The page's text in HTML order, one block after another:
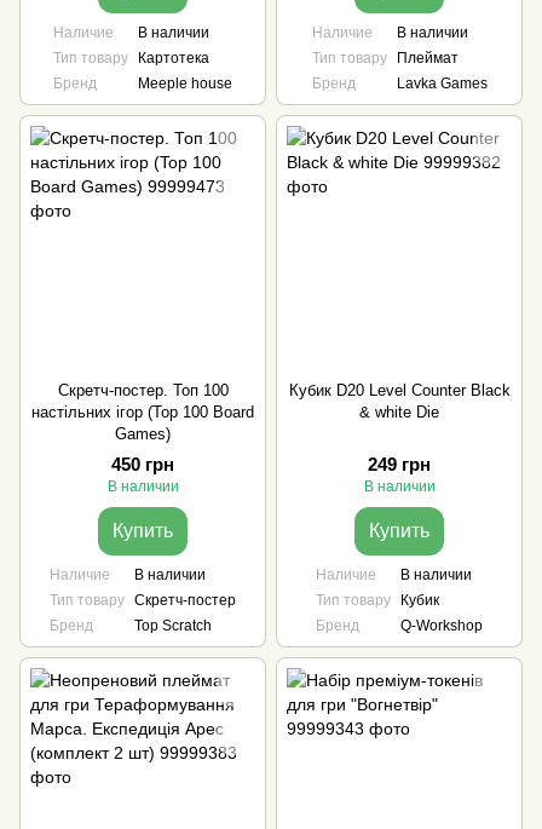
Наличие
В наличии
Тип товару
Картотека
Бренд
Meeple house
Наличие
В наличии
Тип товару
Плеймат
Бренд
Lavka Games
Скретч-постер. Топ 100
настільних ігор (Top 100 Board
Games)
450 грн
В наличии
Купить
Наличие
В наличии
Тип товару Скретч-постер
Бренд
Top Scratch
Кубик D20 Level Counter Black
& white Die
249 грн
В наличии
Купить
Наличие
В наличии
Тип товару
Кубик
Бренд
Q-Workshop